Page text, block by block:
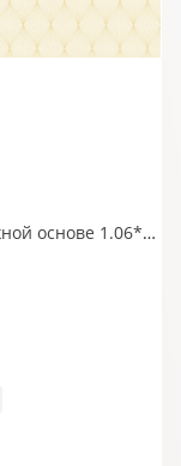
88389-2 Forte Обои виниловые на бумажной основе 1.06*15.6